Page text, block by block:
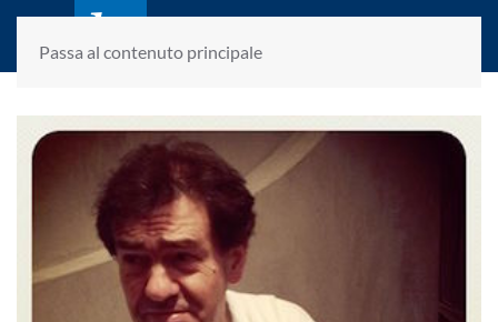
Passa al contenuto principale
laletteraturaenoi.it
fondato da Romano Luperini